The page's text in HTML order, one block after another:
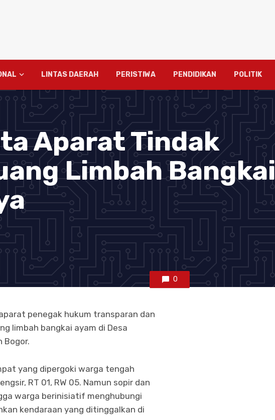
LINTAS DAERAH PERISTIWA PENDIDIKAN POLITIK
Aparat Tindak
Limbah Bangkai
0
penegak hukum transparan dan
limbah bangkai ayam di Desa
Bogor.
yang dipergoki warga tengah
RT 01, RW 05. Namun sopir dan
warga berinisiatif menghubungi
kendaraan yang ditinggalkan di